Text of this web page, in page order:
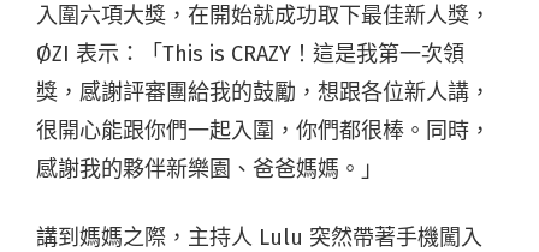
入圍六項大獎，在開始就成功取下最佳新人獎，
ØZI 表示：「This is CRAZY！這是我第一次領
獎，感謝評審團給我的鼓勵，想跟各位新人講，
很開心能跟你們一起入圍，你們都很棒。同時，
感謝我的夥伴新樂園、爸爸媽媽。」
講到媽媽之際，主持人 Lulu 突然帶著手機闖入